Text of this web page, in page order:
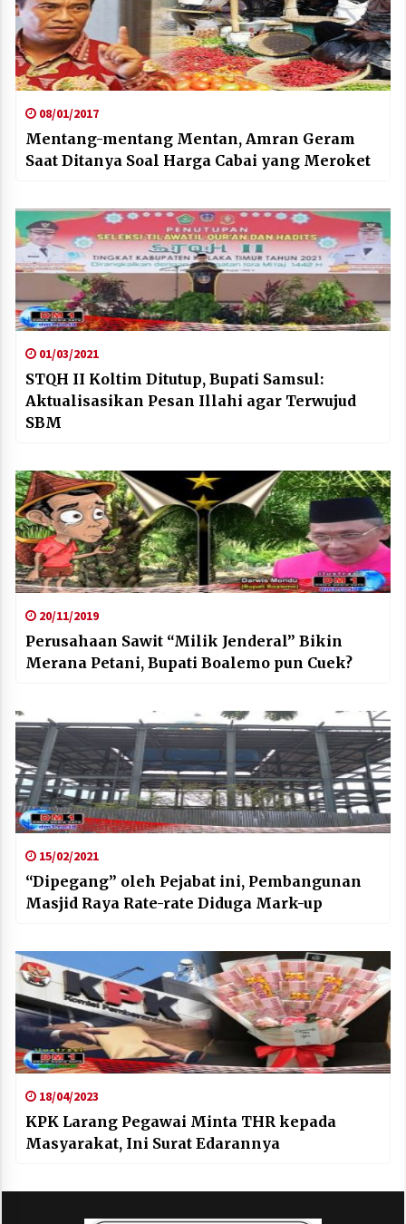
08/01/2017
Mentang-mentang Mentan, Amran Geram
Saat Ditanya Soal Harga Cabai yang Meroket
01/03/2021
STQH II Koltim Ditutup, Bupati Samsul:
Aktualisasikan Pesan Illahi agar Terwujud
SBM
20/11/2019
Perusahaan Sawit “Milik Jenderal” Bikin
Merana Petani, Bupati Boalemo pun Cuek?
15/02/2021
“Dipegang” oleh Pejabat ini, Pembangunan
Masjid Raya Rate-rate Diduga Mark-up
18/04/2023
KPK Larang Pegawai Minta THR kepada
Masyarakat, Ini Surat Edarannya